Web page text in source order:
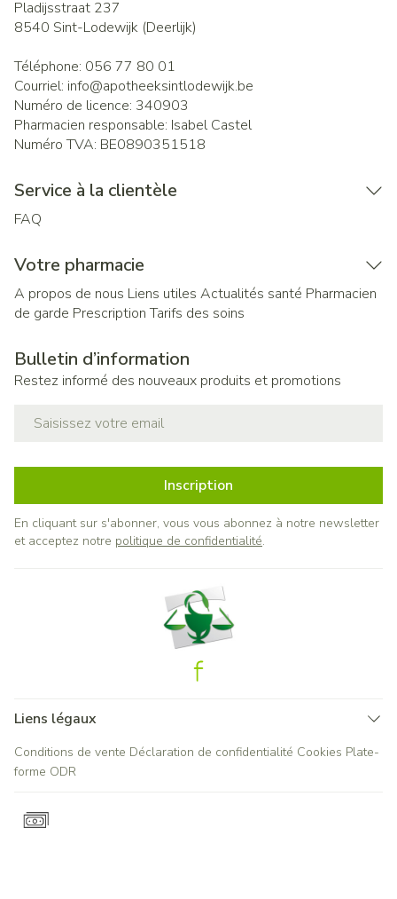
Pladijsstraat 237
8540 Sint-Lodewijk (Deerlijk)
Téléphone: 056 77 80 01
Courriel: info@apotheeksintlodewijk.be
Numéro de licence: 340903
Pharmacien responsable: Isabel Castel
Numéro TVA: BE0890351518
Service à la clientèle
FAQ
Votre pharmacie
A propos de nous Liens utiles Actualités santé Pharmacien
de garde Prescription Tarifs des soins
Bulletin d’information
Restez informé des nouveaux produits et promotions
Inscription
En cliquant sur s'abonner, vous vous abonnez à notre newsletter
et acceptez notre politique de confidentialité.
Liens légaux
Conditions de vente Déclaration de confidentialité Cookies Plate-
forme ODR